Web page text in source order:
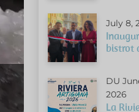
July 8,
bistrot
DU
2026
La